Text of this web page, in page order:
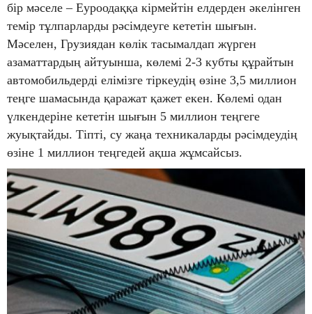
бір мәселе – Еуроодаққа кірмейтін елдерден әкелінген
темір тұлпарларды рәсімдеуге кететін шығын.
Мәселен, Грузиядан көлік тасымалдап жүрген
азаматтардың айтуынша, көлемі 2-3 кубты құрайтын
автомобильдерді елімізге тіркеудің өзіне 3,5 миллион
теңге шамасында қаражат қажет екен. Көлемі одан
үлкендеріне кететін шығын 5 миллион теңгеге
жуықтайды. Тіпті, су жаңа техникаларды рәсімдеудің
өзіне 1 миллион теңгедей ақша жұмсайсыз.